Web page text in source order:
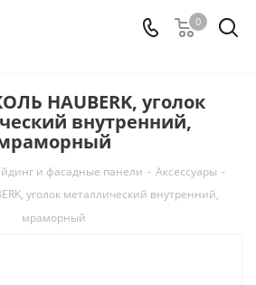
0
HAUBERK, уголок
внутренний,
и фасадные панели - Аксессуары -
уголок металлический внутренний,
мраморный